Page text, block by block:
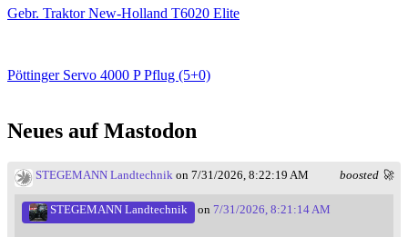
Gebr. Traktor New-Holland T6020 Elite
Pöttinger Servo 4000 P Pflug (5+0)
Neues auf Mastodon
boosted 🚀
STEGEMANN Landtechnik on 7/31/2026, 8:22:19 AM
STEGEMANN Landtechnik on 7/31/2026, 8:21:14 AM